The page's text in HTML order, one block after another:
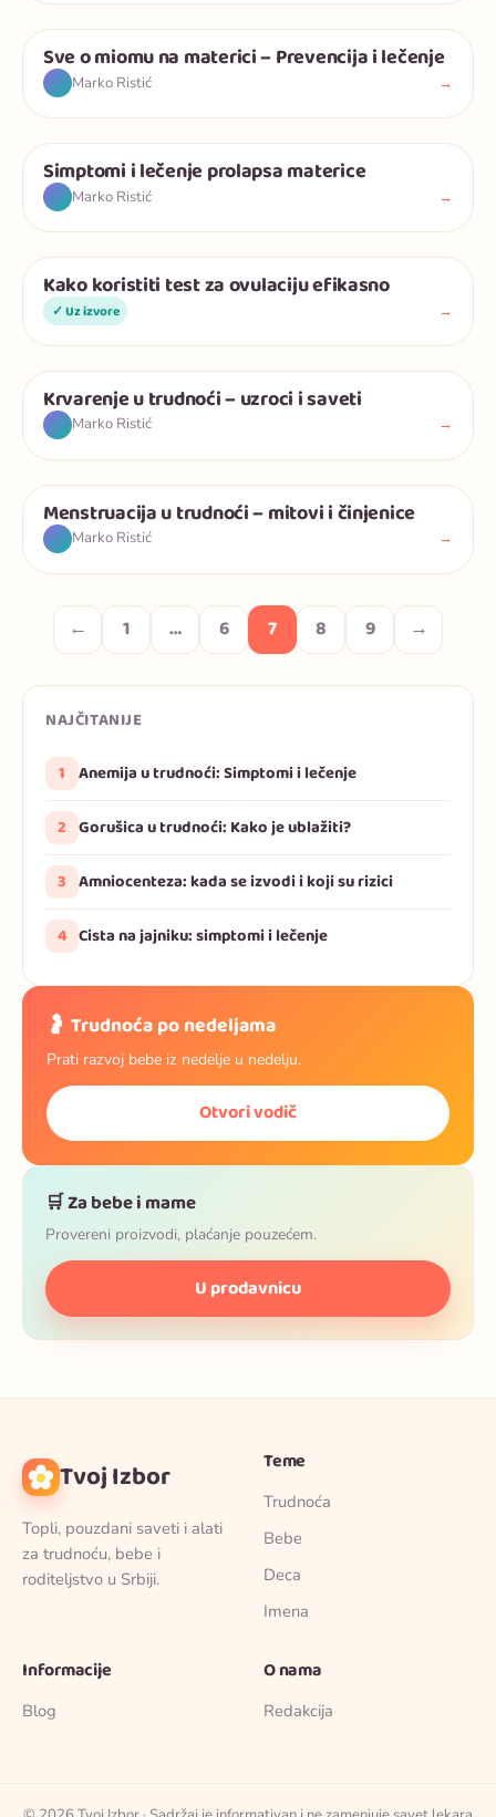
Trudnoća
Sve o miomu na materici – Prevencija i lečenje
Marko Ristić →
Trudnoća
Simptomi i lečenje prolapsa materice
Marko Ristić →
Trudnoća
Kako koristiti test za ovulaciju efikasno
✓ Uz izvore →
Trudnoća
Krvarenje u trudnoći – uzroci i saveti
Marko Ristić →
Trudnoća
Menstruacija u trudnoći – mitovi i činjenice
Marko Ristić →
← 1 … 6 7 8 9 →
NAJČITANIJE
1 Anemija u trudnoći: Simptomi i lečenje
2 Gorušica u trudnoći: Kako je ublažiti?
3 Amniocenteza: kada se izvodi i koji su rizici
4 Cista na jajniku: simptomi i lečenje
🤰 Trudnoća po nedeljama
Prati razvoj bebe iz nedelje u nedelju.
Otvori vodič
🛒 Za bebe i mame
Provereni proizvodi, plaćanje pouzećem.
U prodavnicu
Tvoj Izbor
Topli, pouzdani saveti i alati
za trudnoću, bebe i
roditeljstvo u Srbiji.
Teme
Trudnoća
Bebe
Deca
Imena
Informacije
Blog
O nama
Redakcija